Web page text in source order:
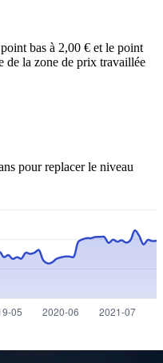
bas à 2,00 € et le point
de la zone de prix travaillée
pour replacer le niveau